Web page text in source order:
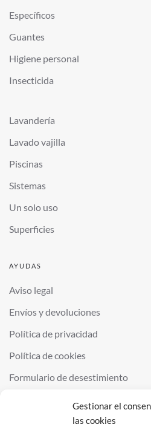
Gestionar el
las cookies
Específicos
Guantes
Higiene personal
Insecticida
Lavandería
Lavado vajilla
Piscinas
Sistemas
Un solo uso
Superficies
AYUDAS
Aviso legal
Envíos y devoluciones
Política de privacidad
Política de cookies
Formulario de desestimiento
QUIMINOR SL. ALL RIGHTS